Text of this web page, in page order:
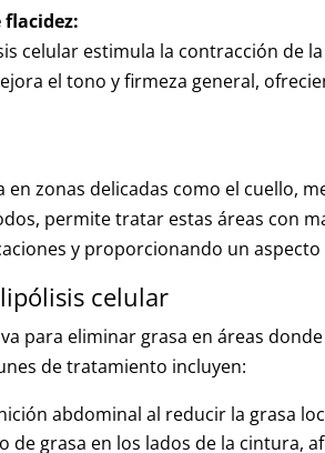
flacidez:
celular estimula la contracción de
el tono y firmeza general,
en zonas delicadas como el cuello,
permite tratar estas áreas con
y proporcionando un
celular
para eliminar grasa en áreas
de tratamiento incluyen:
abdominal al reducir la grasa
de grasa en los lados de la cintura,